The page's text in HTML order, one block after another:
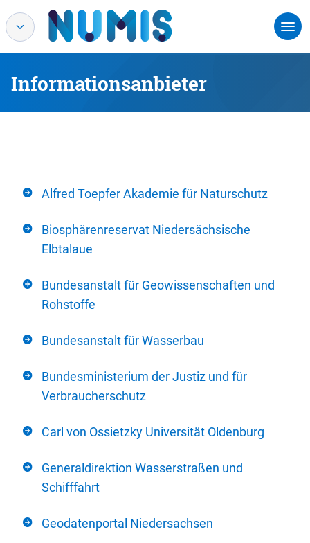
Informationsanbieter
Alfred Toepfer Akademie für Naturschutz
Biosphärenreservat Niedersächsische
Elbtalaue
Bundesanstalt für Geowissenschaften und
Rohstoffe
Bundesanstalt für Wasserbau
Bundesministerium der Justiz und für
Verbraucherschutz
Carl von Ossietzky Universität Oldenburg
Generaldirektion Wasserstraßen und
Schifffahrt
Geodatenportal Niedersachsen